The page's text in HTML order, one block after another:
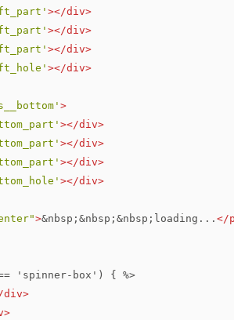
></div>
></div>
></div>
></div>
>
></div>
></div>
></div>
></div>
>&nbsp; &nbsp; &nbsp; loading... </p
'spinner-box') { %>
div>
>